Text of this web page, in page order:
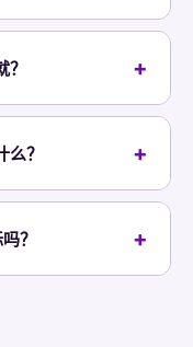
在乙肝存在时才能
约33%），但可通
）有效控制，阻止
降至约5%，5岁
新生儿疫苗接种率
？
年7月28日，全球
斯托皇家医院
？